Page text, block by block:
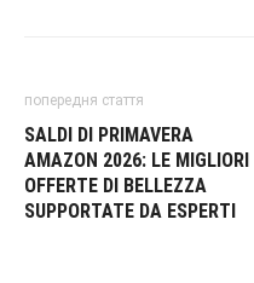
попередня стаття
SALDI DI PRIMAVERA
AMAZON 2026: LE MIGLIORI
OFFERTE DI BELLEZZA
SUPPORTATE DA ESPERTI